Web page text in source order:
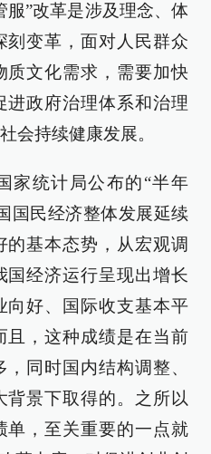
服”改革是涉及理念、体
刻变革，面对人民群众
质文化需求，需要加快
进政府治理体系和治理
会持续健康发展。
家统计局公布的“半年
国民经济整体发展延续
基本态势，从宏观调
国经济运行呈现出增长
向好、国际收支基本平
且，这种成绩是在当前
同时国内结构调整、
景下取得的。之所以
单，至关重要的一点就